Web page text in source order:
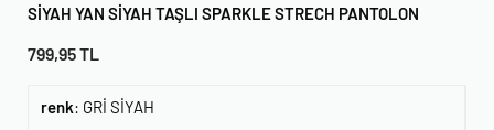
SIYAH YAN SIYAH TAŞLI SPARKLE STRECH PANTOLON
799,95TL
renk: GRİ SİYAH